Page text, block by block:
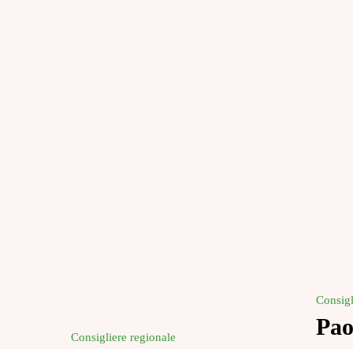
Consigliere regionale